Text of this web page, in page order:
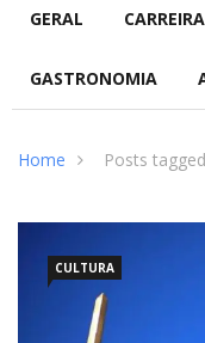
GERAL
GASTRONOMIA
Home Posts
CULTURA